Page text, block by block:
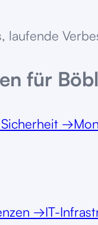
laufende
für
Sicherheit →
→IT-